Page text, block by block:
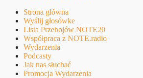
Strona główna
Wyślij głosówke
Lista Przebojów NOTE20
Współpraca z NOTE.radio
Wydarzenia
Podcasty
Jak nas słuchać
Promocja Wydarzenia